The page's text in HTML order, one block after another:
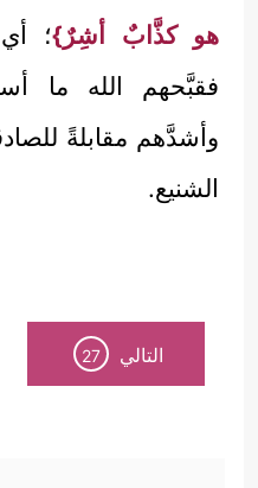
هو كذَّابٌ أشِرٌ}؛
فقبَّحهم الله ما
وأشدَّهم مقابلةً
الشنيع.
التالي 27